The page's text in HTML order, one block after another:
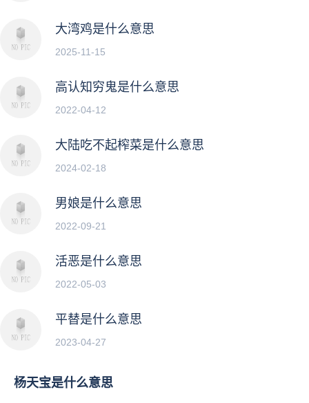
大湾鸡是什么意思
2025-11-15
高认知穷鬼是什么意思
2022-04-12
大陆吃不起榨菜是什么意思
2024-02-18
男娘是什么意思
2022-09-21
活恶是什么意思
2022-05-03
平替是什么意思
2023-04-27
杨天宝是什么意思